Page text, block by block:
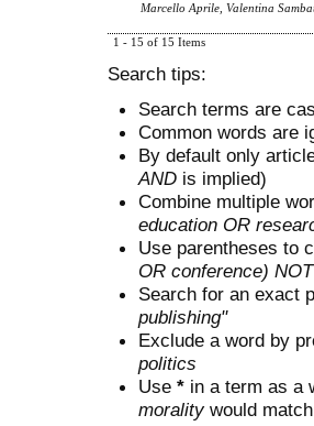
Marcello Aprile, Valentina
1 - 15 of 15 Items
Search tips:
Search terms are
Common words are
By default only
AND is implied)
Combine multiple
education OR
Use parentheses to
OR conference)
Search for an exact
publishing"
Exclude a word by
politics
Use * in a term as a
moralitywould